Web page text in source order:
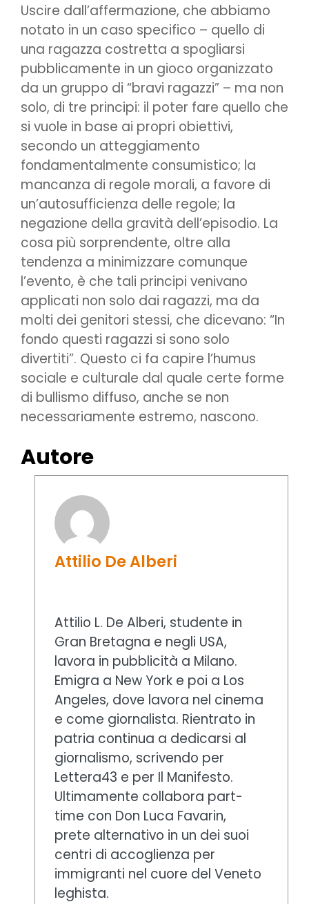
Uscire dall’affermazione, che abbiamo
notato in un caso specifico – quello di
una ragazza costretta a spogliarsi
pubblicamente in un gioco organizzato
da un gruppo di “bravi ragazzi” – ma non
solo, di tre principi: il poter fare quello che
si vuole in base ai propri obiettivi,
secondo un atteggiamento
fondamentalmente consumistico; la
mancanza di regole morali, a favore di
un’autosufficienza delle regole; la
negazione della gravità dell’episodio. La
cosa più sorprendente, oltre alla
tendenza a minimizzare comunque
l’evento, è che tali principi venivano
applicati non solo dai ragazzi, ma da
molti dei genitori stessi, che dicevano: “In
fondo questi ragazzi si sono solo
divertiti”. Questo ci fa capire l’humus
sociale e culturale dal quale certe forme
di bullismo diffuso, anche se non
necessariamente estremo, nascono.
Autore
Attilio De Alberi
Attilio L. De Alberi, studente in
Gran Bretagna e negli USA,
lavora in pubblicità a Milano.
Emigra a New York e poi a Los
Angeles, dove lavora nel cinema
e come giornalista. Rientrato in
patria continua a dedicarsi al
giornalismo, scrivendo per
Lettera43 e per Il Manifesto.
Ultimamente collabora part-
time con Don Luca Favarin,
prete alternativo in un dei suoi
centri di accoglienza per
immigranti nel cuore del Veneto
leghista.